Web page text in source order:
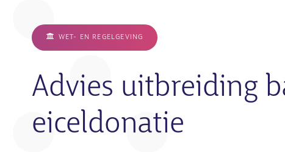
WET- EN REGELGEVING
Advies uitbreiding
eiceldonatie